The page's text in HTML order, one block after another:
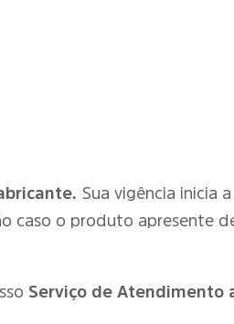
Sua vigência inicia
caso o produto apresente
Serviço de Atendimento